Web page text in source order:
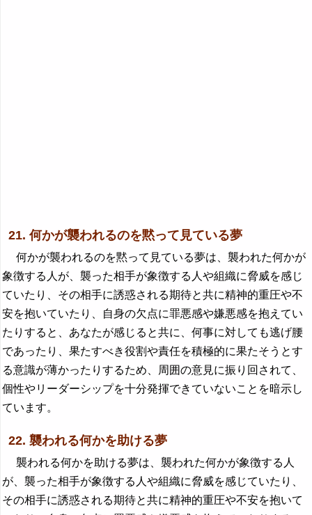
21. 何かが襲われるのを黙って見ている夢
何かが襲われるのを黙って見ている夢は、襲われた何かが
象徴する人が、襲った相手が象徴する人や組織に脅威を感じ
ていたり、その相手に誘惑される期待と共に精神的重圧や不
安を抱いていたり、自身の欠点に罪悪感や嫌悪感を抱えてい
たりすると、あなたが感じると共に、何事に対しても逃げ腰
であったり、果たすべき役割や責任を積極的に果たそうとす
る意識が薄かったりするため、周囲の意見に振り回されて、
個性やリーダーシップを十分発揮できていないことを暗示し
ています。
22. 襲われる何かを助ける夢
襲われる何かを助ける夢は、襲われた何かが象徴する人
が、襲った相手が象徴する人や組織に脅威を感じていたり、
その相手に誘惑される期待と共に精神的重圧や不安を抱いて